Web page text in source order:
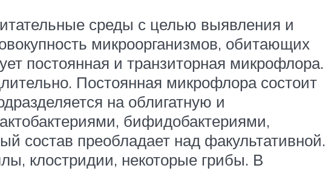
среды с целью выявления и
микроорганизмов, обитающих
постоянная и транзиторная микрофлора.
Постоянная микрофлора состоит
на облигатную и
бифидобактериями,
состав преобладает над факультативной.
клостридии, некоторые грибы. В